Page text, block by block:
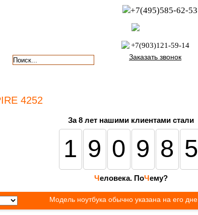
+7(495)585-62-53
+7(903)121-59-14
Заказать звонок
4252
За 8 лет нашими клиентами стали
190985
Человека. ПоЧему?
Модель ноутбука обычно указана на его дне.